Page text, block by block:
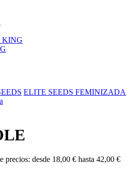
KING
ELITE SEEDS FEMINIZADA
precios: desde 18,00 € hasta 42,00 €